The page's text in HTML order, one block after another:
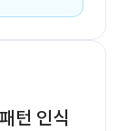
턴 인식